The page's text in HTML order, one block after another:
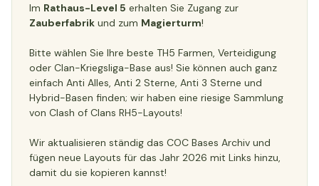
Im Rathaus-Level 5 erhalten Sie Zugang zur
Zauberfabrik und zum Magierturm!
Bitte wählen Sie Ihre beste TH5 Farmen, Verteidigung
oder Clan-Kriegsliga-Base aus! Sie können auch ganz
einfach Anti Alles, Anti 2 Sterne, Anti 3 Sterne und
Hybrid-Basen finden; wir haben eine riesige Sammlung
von Clash of Clans RH5-Layouts!
Wir aktualisieren ständig das COC Bases Archiv und
fügen neue Layouts für das Jahr 2026 mit Links hinzu,
damit du sie kopieren kannst!